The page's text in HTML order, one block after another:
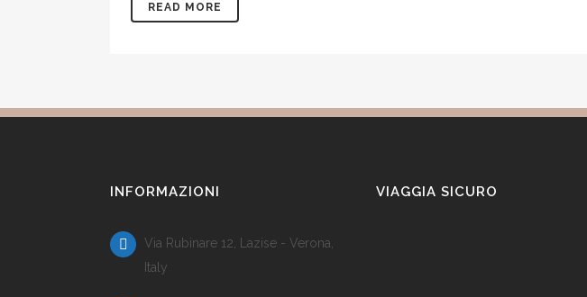
READ MORE
INFORMAZIONI
Via Rubinare 12, Lazise - Verona,
Italy
VIAGGIA SICURO